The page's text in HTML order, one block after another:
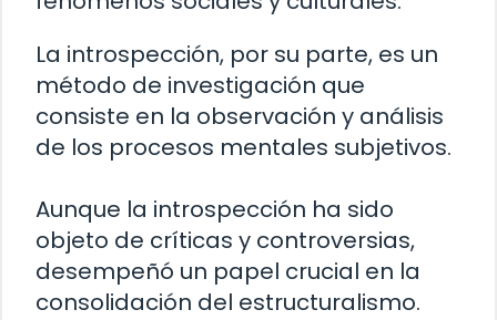
La introspección, por su parte, es un
método de investigación que
consiste en la observación y análisis
de los procesos mentales subjetivos.
Aunque la introspección ha sido
objeto de críticas y controversias,
desempeñó un papel crucial en la
consolidación del estructuralismo.